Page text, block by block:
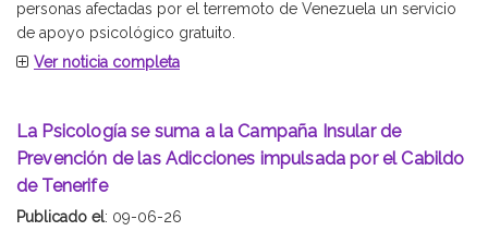
personas afectadas por el terremoto de Venezuela un servicio
de apoyo psicológico gratuito.
Ver noticia completa
La Psicología se suma a la Campaña Insular de
Prevención de las Adicciones impulsada por el Cabildo
de Tenerife
Publicado el: 09-06-26